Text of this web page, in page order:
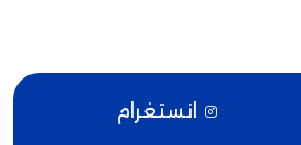
انستغرام